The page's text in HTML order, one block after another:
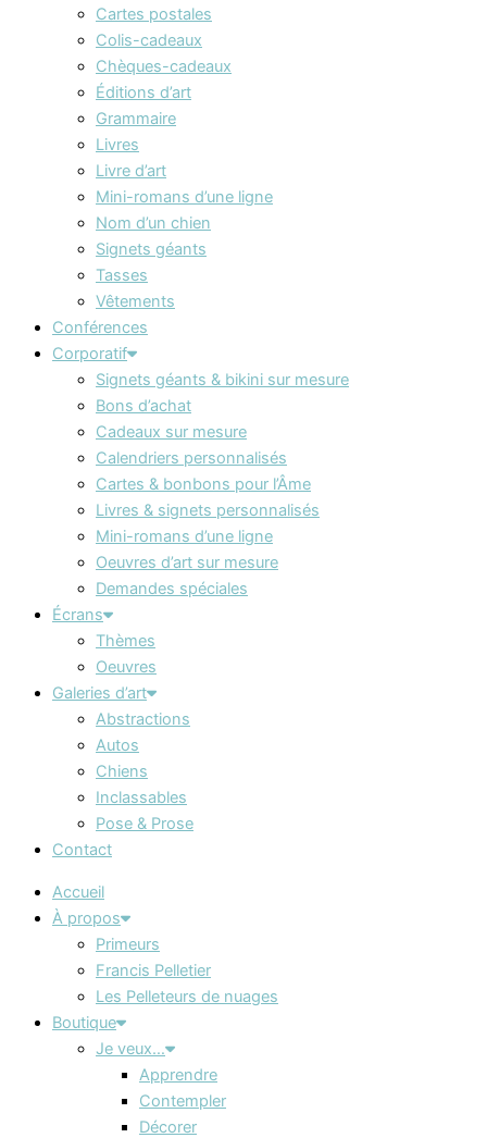
Cartes postales
Colis-cadeaux
Chèques-cadeaux
Éditions d’art
Grammaire
Livres
Livre d’art
Mini-romans d’une ligne
Nom d’un chien
Signets géants
Tasses
Vêtements
Conférences
Corporatif
Signets géants & bikini sur mesure
Bons d’achat
Cadeaux sur mesure
Calendriers personnalisés
Cartes & bonbons pour l’Âme
Livres & signets personnalisés
Mini-romans d’une ligne
Oeuvres d’art sur mesure
Demandes spéciales
Écrans
Thèmes
Oeuvres
Galeries d’art
Abstractions
Autos
Chiens
Inclassables
Pose & Prose
Contact
Accueil
À propos
Primeurs
Francis Pelletier
Les Pelleteurs de nuages
Boutique
Je veux…
Apprendre
Contempler
Décorer